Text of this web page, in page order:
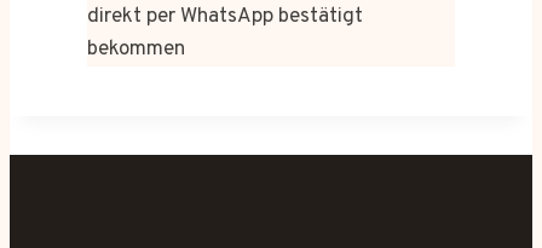
direkt per WhatsApp bestätigt
bekommen